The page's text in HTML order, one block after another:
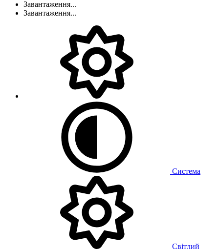
Завантаження...
Завантаження...
Система
Світлий